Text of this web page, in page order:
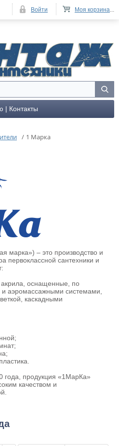
| Контакты
/ 1 Марка
марка») – это производство и
первоклассной сантехники и
акрила, оснащенные, по
и аэромассажными системами,
каскадными
года, продукция «1МарКа»
качеством и
Моя корзина...
Войти